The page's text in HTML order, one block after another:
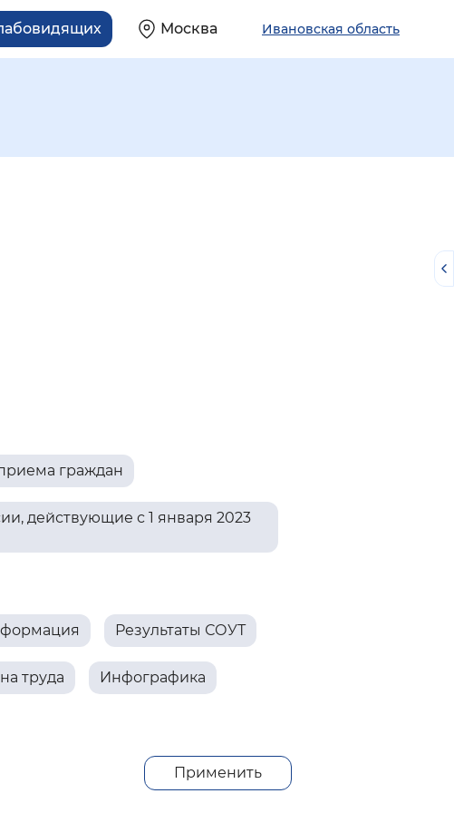
Москва Ивановская область
граждан
действующие с 1 января 2023
Результаты СОУТ
труда Инфографика
Применить